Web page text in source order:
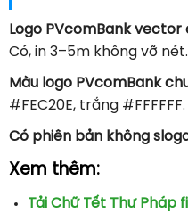
Logo PVcomBank
Có, in 3–5m không vỡ nét.
Màu logo PVcomBank
#FEC20E, trắng #FFFFFF.
Có phiên bản không
Xem thêm:
Tải Chữ Tết Thư Pháp